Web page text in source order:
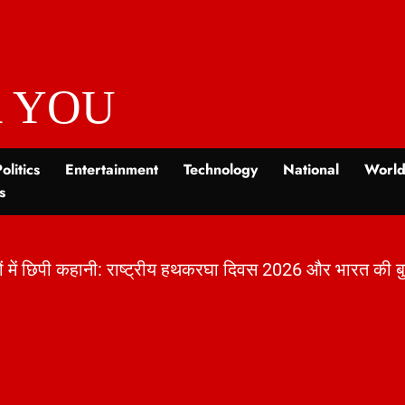
YOU
Entertainment Technology National
World
दिवस 2026 और भारत की बुनाई विरासत |